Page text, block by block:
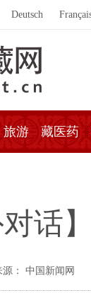
Deutsch
旅游 藏医药
对话
源： 中国新闻网